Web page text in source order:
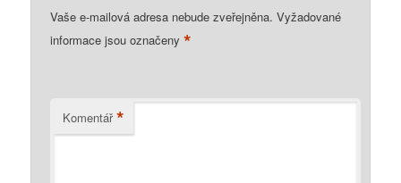
Vaše e-mailová adresa nebude zveřejněna. Vyžadované
informace jsou označeny*
Komentář *